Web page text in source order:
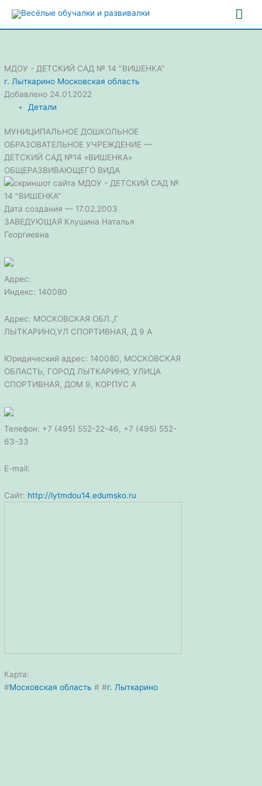
содержимому
МДОУ - ДЕТСКИЙ САД № 14 "ВИШЕНКА"
г. Лыткарино Московская область
Добавлено 24.01.2022
Детали
МУНИЦИПАЛЬНОЕ ДОШКОЛЬНОЕ
ОБРАЗОВАТЕЛЬНОЕ УЧРЕЖДЕНИЕ —
ДЕТСКИЙ САД №14 «ВИШЕНКА»
ОБЩЕРАЗВИВАЮЩЕГО ВИДА
Дата создания — 17.02.2003
ЗАВЕДУЮЩАЯ Клушина Наталья
Георгиевна
Адрес:
Индекс: 140080
Адрес: МОСКОВСКАЯ ОБЛ.,Г
ЛЫТКАРИНО,УЛ СПОРТИВНАЯ, Д 9 А
Юридический адрес: 140080, МОСКОВСКАЯ
ОБЛАСТЬ, ГОРОД ЛЫТКАРИНО, УЛИЦА
СПОРТИВНАЯ, ДОМ 9, КОРПУС А
Телефон: +7 (495) 552-22-46, +7 (495) 552-
63-33
E-mail:
Сайт: http://lytmdou14.edumsko.ru
Карта:
#Московская область # #г. Лыткарино